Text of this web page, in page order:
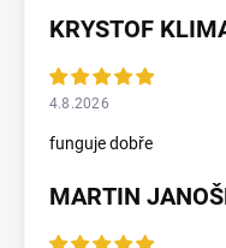
KRYSTOF
4.8.2026
funguje dobře
MARTIN